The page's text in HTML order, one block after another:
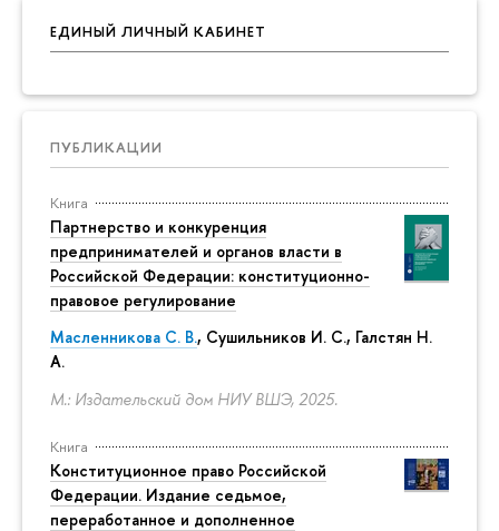
ЕДИНЫЙ ЛИЧНЫЙ КАБИНЕТ
ПУБЛИКАЦИИ
Книга
Партнерство и конкуренция
предпринимателей и органов власти в
Российской Федерации: конституционно-
правовое регулирование
Масленникова С. В., Сушильников И. С., Галстян Н.
А.
М.: Издательский дом НИУ ВШЭ, 2025.
Книга
Конституционное право Российской
Федерации. Издание седьмое,
переработанное и дополненное